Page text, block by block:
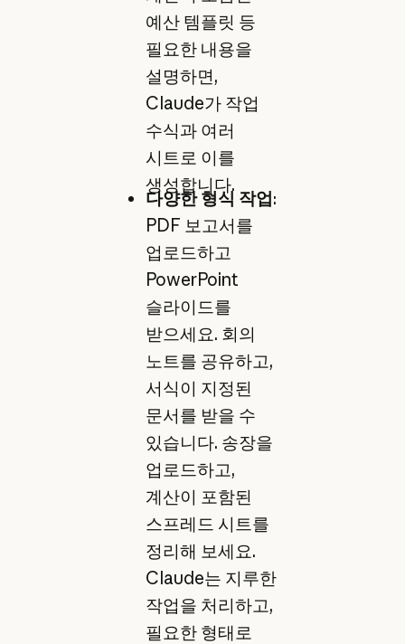
예산 템플릿 등
필요한 내용을
설명하면,
Claude가 작업
수식과 여러
시트로 이를
생성합니다.
다양한 형식 작업:
PDF 보고서를
업로드하고
PowerPoint
슬라이드를
받으세요. 회의
노트를 공유하고,
서식이 지정된
문서를 받을 수
있습니다. 송장을
업로드하고,
계산이 포함된
스프레드 시트를
정리해 보세요.
Claude는 지루한
작업을 처리하고,
필요한 형태로